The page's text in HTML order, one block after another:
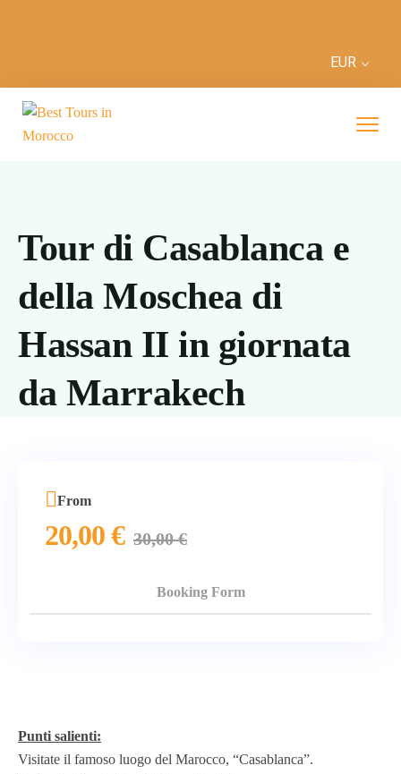
EUR
Tour di Casablanca e
della Moschea di
Hassan II in giornata
da Marrakech
Punti salienti:
Visitate il famoso luogo del Marocco, “Casablanca”.
From
20,00€ 30,00€
Booking Form